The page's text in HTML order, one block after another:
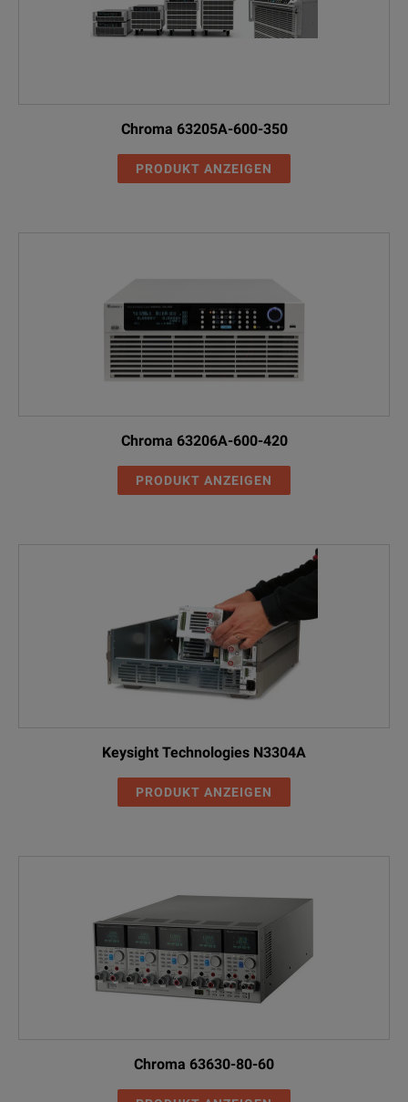
Chroma 63205A-600-350
PRODUKT ANZEIGEN
Chroma 63206A-600-420
PRODUKT ANZEIGEN
Keysight Technologies N3304A
PRODUKT ANZEIGEN
Chroma 63630-80-60